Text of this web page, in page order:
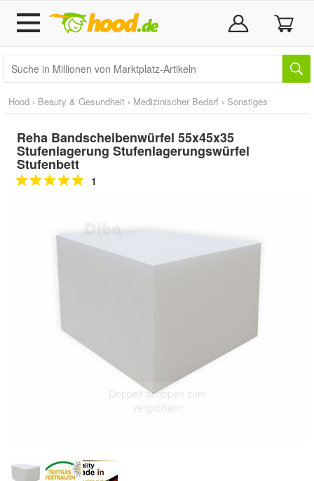
Hood › Beauty & Gesundheit › Medizinischer Bedarf › Sonstiges
Reha Bandscheibenwürfel 55x45x35
Stufenlagerung Stufenlagerungswürfel
Stufenbett
1
Doppelt antippen zum
vergrößern